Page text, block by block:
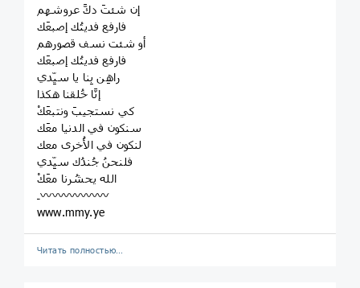
‏إن شئتَ دكَّ عروشهم
‏فارفع فديتُك إصبعَك
‏أو شئت نسف قصورهم
‏فارفع فديتُك إصبعَك
‏راهِن بِنا يا سيِّدي
‏إنَّا خُلقنا هكذا
‏كي نستجيبَ ونتبعَكْ
‏سنكون في الدنيا معَك
‏لنكون في الأُخرى معك
‏فلنحنُ جُندُك سيِّدي
‏الله يحشُرنا معَكْ
‏‌⁩ـ〰️〰️〰️〰️〰️〰️
www.mmy.ye
Читать полностью…